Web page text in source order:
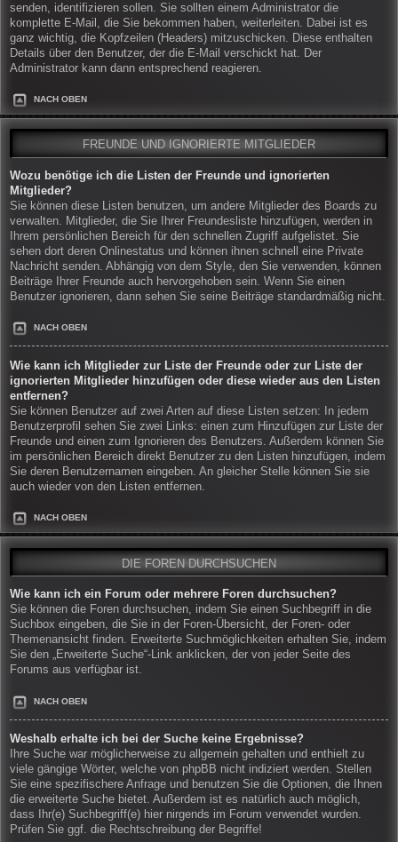
senden, identifizieren sollen. Sie sollten einem Administrator die
komplette E-Mail, die Sie bekommen haben, weiterleiten. Dabei ist es
ganz wichtig, die Kopfzeilen (Headers) mitzuschicken. Diese enthalten
Details über den Benutzer, der die E-Mail verschickt hat. Der
Administrator kann dann entsprechend reagieren.
NACH OBEN
FREUNDE UND IGNORIERTE MITGLIEDER
Wozu benötige ich die Listen der Freunde und ignorierten
Mitglieder?
Sie können diese Listen benutzen, um andere Mitglieder des Boards zu
verwalten. Mitglieder, die Sie Ihrer Freundesliste hinzufügen, werden in
Ihrem persönlichen Bereich für den schnellen Zugriff aufgelistet. Sie
sehen dort deren Onlinestatus und können ihnen schnell eine Private
Nachricht senden. Abhängig von dem Style, den Sie verwenden, können
Beiträge Ihrer Freunde auch hervorgehoben sein. Wenn Sie einen
Benutzer ignorieren, dann sehen Sie seine Beiträge standardmäßig nicht.
NACH OBEN
Wie kann ich Mitglieder zur Liste der Freunde oder zur Liste der
ignorierten Mitglieder hinzufügen oder diese wieder aus den Listen
entfernen?
Sie können Benutzer auf zwei Arten auf diese Listen setzen: In jedem
Benutzerprofil sehen Sie zwei Links: einen zum Hinzufügen zur Liste der
Freunde und einen zum Ignorieren des Benutzers. Außerdem können Sie
im persönlichen Bereich direkt Benutzer zu den Listen hinzufügen, indem
Sie deren Benutzernamen eingeben. An gleicher Stelle können Sie sie
auch wieder von den Listen entfernen.
NACH OBEN
DIE FOREN DURCHSUCHEN
Wie kann ich ein Forum oder mehrere Foren durchsuchen?
Sie können die Foren durchsuchen, indem Sie einen Suchbegriff in die
Suchbox eingeben, die Sie in der Foren-Übersicht, der Foren- oder
Themenansicht finden. Erweiterte Suchmöglichkeiten erhalten Sie, indem
Sie den „Erweiterte Suche“-Link anklicken, der von jeder Seite des
Forums aus verfügbar ist.
NACH OBEN
Weshalb erhalte ich bei der Suche keine Ergebnisse?
Ihre Suche war möglicherweise zu allgemein gehalten und enthielt zu
viele gängige Wörter, welche von phpBB nicht indiziert werden. Stellen
Sie eine spezifischere Anfrage und benutzen Sie die Optionen, die Ihnen
die erweiterte Suche bietet. Außerdem ist es natürlich auch möglich,
dass Ihr(e) Suchbegriff(e) hier nirgends im Forum verwendet wurden.
Prüfen Sie ggf. die Rechtschreibung der Begriffe!